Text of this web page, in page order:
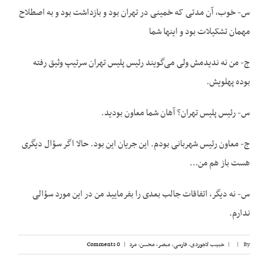
س- خوب، آن مدتی که خمینی در تهران بود و بازداشت بود و به اصطلاح
مهمان تشکیلات بود و این‏ها شما
ج- من نه ندیدمش ولی می‌گویند رئیس پلیس تهران سرتیپ وثیق رفته
بوده پهلویش.
س- رئیس پلیس تهران؟ آهان شما معاون بودید.
ج- معاون رئیس شهربانی بودم. این جریان این بود. حالا اگر سؤال دیگری
هست باز هم من…
س- نه دیگر، اتفاقات جالب بعدی را بفرمایید من در این مورد سؤالی
ندارم.
By
|
| حبیب لاجوردی,فارسی,مبصر، محسن,مرد |
0 Comments